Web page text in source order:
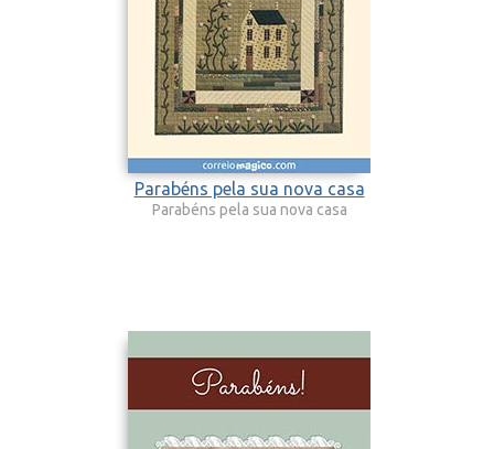
Parabéns pela sua nova casa
Parabéns pela sua nova casa